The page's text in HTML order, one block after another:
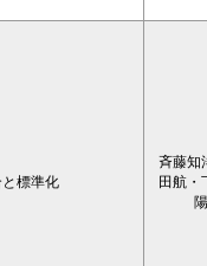
標準化
斉藤知
田航・
陽